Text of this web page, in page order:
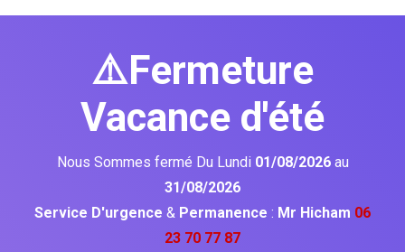
⚠️Fermeture
Vacance d'été
Nous Sommes fermé Du Lundi 01/08/2026 au
31/08/2026
Service D'urgence & Permanence : Mr Hicham 06
23 70 77 87